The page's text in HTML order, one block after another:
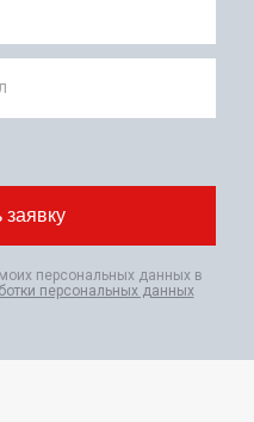
персональных данных в
персональных данных